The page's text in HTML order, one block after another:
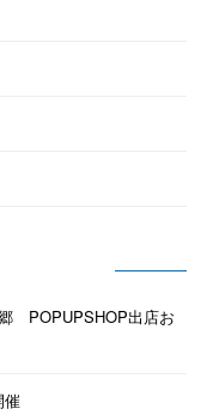
POPUPSHOP出店お
催